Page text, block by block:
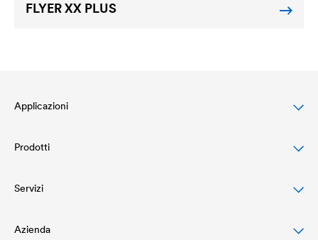
FLYER XX PLUS
Applicazioni
Protezione dei Tetti a Falda
Protezione e Design di Facciate
Protezione e Drenaggio di Tetti Piani
Prodotti
Membrane impermeabili traspiranti
Schermi barriera al vapore
Servizi
Download
Azienda